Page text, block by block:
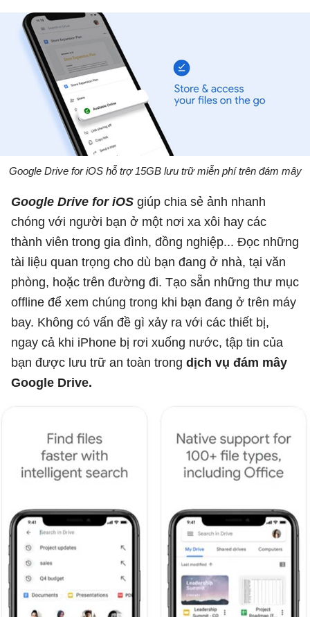
Google Drive for iOS hỗ trợ 15GB lưu trữ miễn phí trên đám mây
Google Drive for iOS giúp chia sẻ ảnh nhanh
chóng với người bạn ở một nơi xa xôi hay các
thành viên trong gia đình, đồng nghiệp... Đọc những
tài liệu quan trọng cho dù bạn đang ở nhà, tại văn
phòng, hoặc trên đường đi. Tạo sẵn những thư mục
offline để xem chúng trong khi bạn đang ở trên máy
bay. Không có vấn đề gì xảy ra với các thiết bị,
ngay cả khi iPhone bị rơi xuống nước, tập tin của
bạn được lưu trữ an toàn trong dịch vụ đám mây
Google Drive.